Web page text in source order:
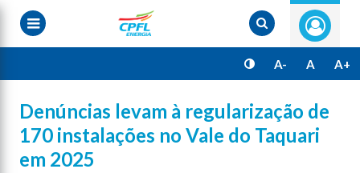
Pular
para
A- A A+
Denúncias levam à regularização de
170 instalações no Vale do Taquari
em 2025